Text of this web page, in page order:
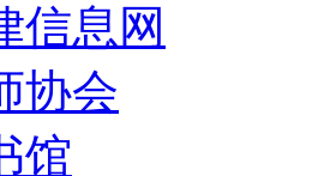
信息网
协会
馆